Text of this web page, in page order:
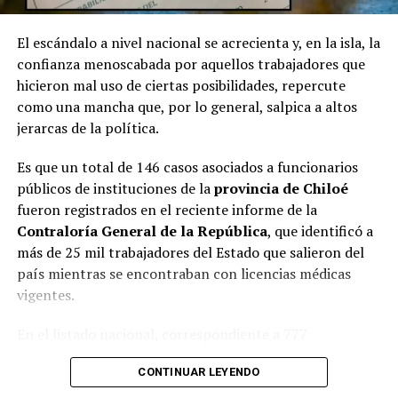
El escándalo a nivel nacional se acrecienta y, en la isla, la
confianza menoscabada por aquellos trabajadores que
hicieron mal uso de ciertas posibilidades, repercute
como una mancha que, por lo general, salpica a altos
jerarcas de la política.
Es que un total de 146 casos asociados a funcionarios
públicos de instituciones de laprovincia de Chiloé
fueron registrados en el reciente informe de la
Contraloría General de la República, que identificó a
más de 25 mil trabajadores del Estado que salieron del
país mientras se encontraban con licencias médicas
vigentes.
organismos públicos, figuran varias entidades del
Municipalidad de Castro
CONTINUAR LEYENDO